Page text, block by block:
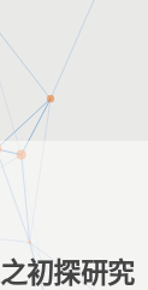
初探研究